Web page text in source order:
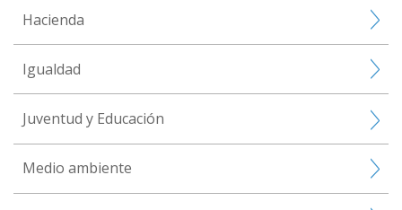
Hacienda
Igualdad
Juventud y Educación
Medio ambiente